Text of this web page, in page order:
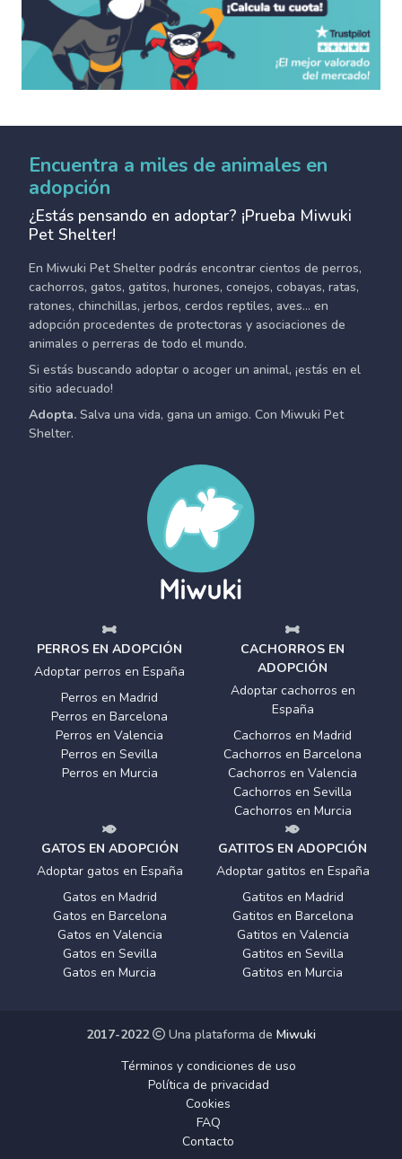
Encuentra a miles de animales en
adopción
¿Estás pensando en adoptar? ¡Prueba Miwuki
Pet Shelter!
En Miwuki Pet Shelter podrás encontrar cientos de perros,
cachorros, gatos, gatitos, hurones, conejos, cobayas, ratas,
ratones, chinchillas, jerbos, cerdos reptiles, aves... en
adopción procedentes de protectoras y asociaciones de
animales o perreras de todo el mundo.
Si estás buscando adoptar o acoger un animal, ¡estás en el
sitio adecuado!
Adopta. Salva una vida, gana un amigo. Con Miwuki Pet
Shelter.
PERROS EN ADOPCIÓN
Adoptar perros en España
Perros en Madrid
Perros en Barcelona
Perros en Valencia
Perros en Sevilla
Perros en Murcia
CACHORROS EN
ADOPCIÓN
Adoptar cachorros en
España
Cachorros en Madrid
Cachorros en Barcelona
Cachorros en Valencia
Cachorros en Sevilla
Cachorros en Murcia
GATOS EN ADOPCIÓN
Adoptar gatos en España
Gatos en Madrid
Gatos en Barcelona
Gatos en Valencia
Gatos en Sevilla
Gatos en Murcia
GATITOS EN ADOPCIÓN
Adoptar gatitos en España
Gatitos en Madrid
Gatitos en Barcelona
Gatitos en Valencia
Gatitos en Sevilla
Gatitos en Murcia
2017-2022 Una plataforma de Miwuki
Términos y condiciones de uso
Política de privacidad
Cookies
FAQ
Contacto